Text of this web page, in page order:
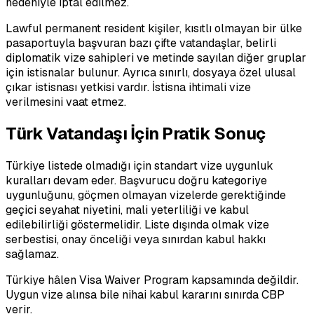
Lawful permanent resident kişiler, kısıtlı olmayan bir ülke
pasaportuyla başvuran bazı çifte vatandaşlar, belirli
diplomatik vize sahipleri ve metinde sayılan diğer gruplar
için istisnalar bulunur. Ayrıca sınırlı, dosyaya özel ulusal
çıkar istisnası yetkisi vardır. İstisna ihtimali vize
verilmesini vaat etmez.
Türk Vatandaşı İçin Pratik Sonuç
Türkiye listede olmadığı için standart vize uygunluk
kuralları devam eder. Başvurucu doğru kategoriye
uygunluğunu, göçmen olmayan vizelerde gerektiğinde
geçici seyahat niyetini, mali yeterliliği ve kabul
edilebilirliği göstermelidir. Liste dışında olmak vize
serbestisi, onay önceliği veya sınırdan kabul hakkı
sağlamaz.
Türkiye hâlen Visa Waiver Program kapsamında değildir.
Uygun vize alınsa bile nihai kabul kararını sınırda CBP
verir.